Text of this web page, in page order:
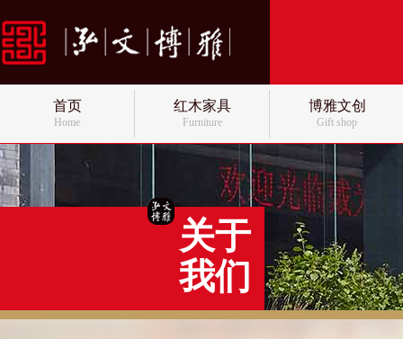
首页
Home
红木家具
Furniture
博雅文创
Gift shop
关于
我们